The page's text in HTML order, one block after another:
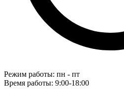
Режим работы: пн - пт
Время работы: 9:00-18:00